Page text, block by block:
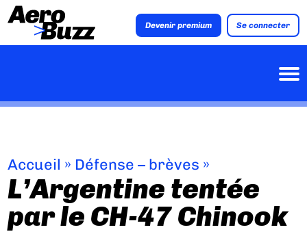
Devenir premium Se connecter
Accueil » Défense – brèves »
L’Argentine tentée
par le CH-47 Chinook